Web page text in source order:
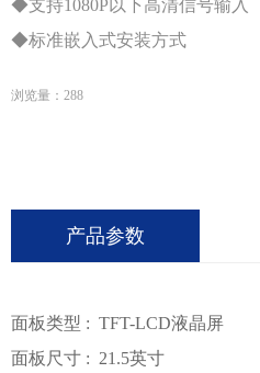
◆支持1080P以下高清信号输入
◆标准嵌入式安装方式
产品参数
面板类型 : TFT-LCD液晶屏
面板尺寸 : 21.5英寸
浏览量： 288